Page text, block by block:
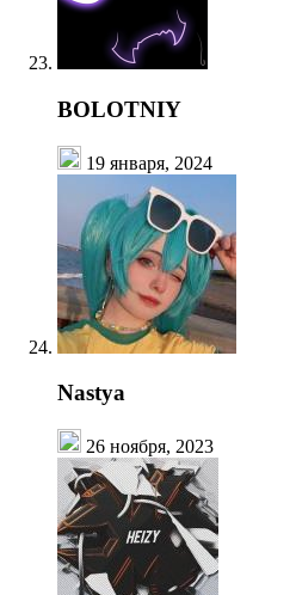
BOLOTNIY
19 января, 2024
Nastya
26 ноября, 2023